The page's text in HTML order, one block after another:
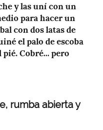
y las uní con un
para hacer un
con dos latas de
el palo de escoba
Cobré... pero
rumba abierta y